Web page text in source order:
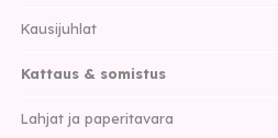
Kausijuhlat
Kattaus & somistus
Lahjat ja paperitavara